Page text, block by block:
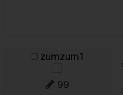
zumzum1
99